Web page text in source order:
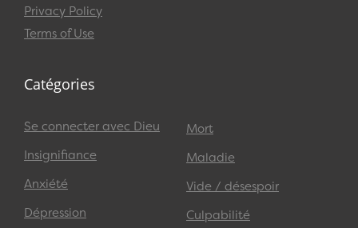
Privacy Policy
Terms of Use
Catégories
Se connecter avec Dieu
Insignifiance
Anxiété
Dépression
Mort
Maladie
Vide / désespoir
Culpabilité